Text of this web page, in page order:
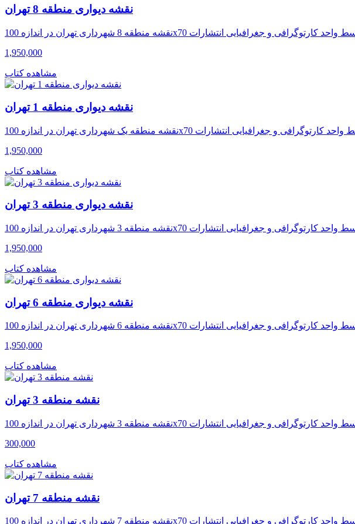
نقشه دیواری منطقه 8 تهران
1,950,000
مشاهده کتاب
نقشه دیواری منطقه 1 تهران
1,950,000
مشاهده کتاب
نقشه دیواری منطقه 3 تهران
1,950,000
مشاهده کتاب
نقشه دیواری منطقه 6 تهران
1,950,000
مشاهده کتاب
نقشه منطقه 3 تهران
300,000
مشاهده کتاب
نقشه منطقه 7 تهران